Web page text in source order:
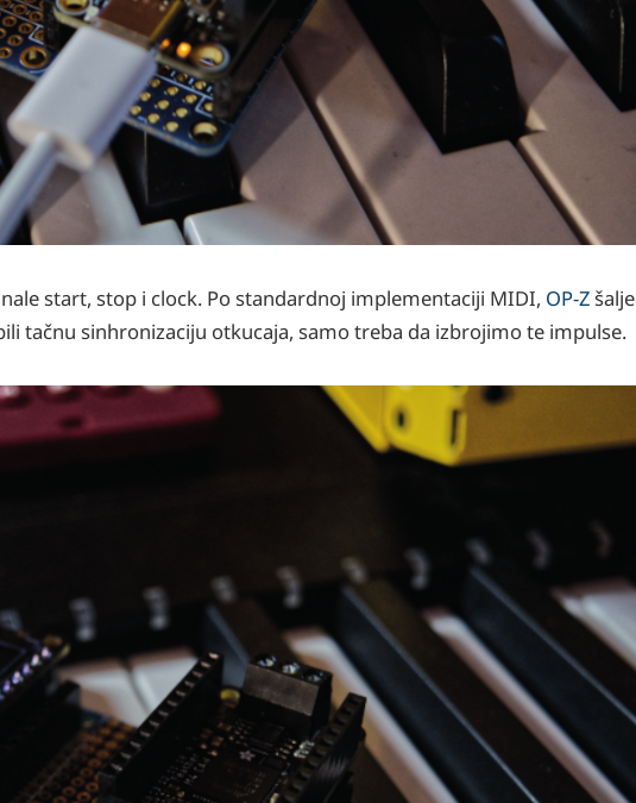
start, stop i clock. Po standardnoj implementaciji MIDI, OP-Zšalje
tačnu sinhronizaciju otkucaja, samo treba da izbrojimo te impulse.